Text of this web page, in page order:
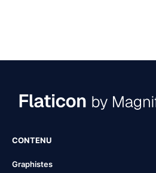
CONTENU
Graphistes